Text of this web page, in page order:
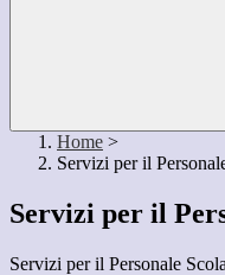
Home >
Servizi per il
Servizi per il
Servizi per il Personale